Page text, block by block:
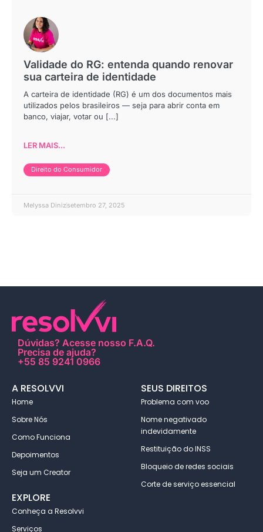
Validade do RG: entenda quando renovar
sua carteira de identidade
A carteira de identidade (RG) é um dos documentos mais
utilizados pelos brasileiros — seja para abrir conta em
banco, viajar, votar ou [...]
LER MAIS...
Direito do Consumidor
Melyssa Dinizsetembro 27, 2025
Dúvidas? Acesse nosso F.A.Q.
Precisa de ajuda?
+55 85 9241 0966
A RESOLVVI
Home
Sobre Nós
Como Funciona
Depoimentos
Seja um Creator
SEUS DIREITOS
Problema com voo
Nome negativado
indevidamente
Restituição do INSS
Bloqueio de redes sociais
Corte de serviço essencial
EXPLORE
Conheça a Resolvvi
Serviços